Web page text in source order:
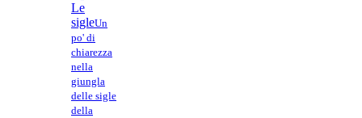
Le
sigleUn
po' di
chiarezza
nella
giungla
delle sigle
della